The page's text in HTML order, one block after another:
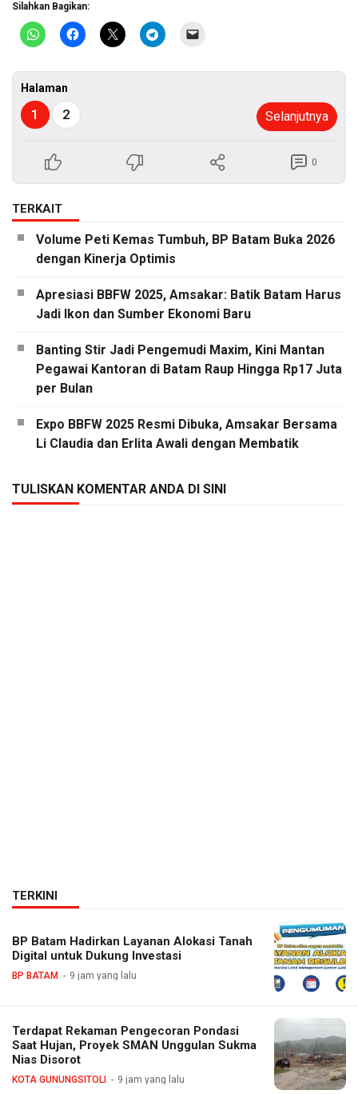
Silahkan Bagikan:
Halaman
1 2 Selanjutnya
0
TERKAIT
Volume Peti Kemas Tumbuh, BP Batam Buka 2026
dengan Kinerja Optimis
Apresiasi BBFW 2025, Amsakar: Batik Batam Harus
Jadi Ikon dan Sumber Ekonomi Baru
Banting Stir Jadi Pengemudi Maxim, Kini Mantan
Pegawai Kantoran di Batam Raup Hingga Rp17 Juta
per Bulan
Expo BBFW 2025 Resmi Dibuka, Amsakar Bersama
Li Claudia dan Erlita Awali dengan Membatik
TULISKAN KOMENTAR ANDA DI SINI
TERKINI
BP Batam Hadirkan Layanan Alokasi Tanah
Digital untuk Dukung Investasi
BP BATAM 9 jam yang lalu
Terdapat Rekaman Pengecoran Pondasi
Saat Hujan, Proyek SMAN Unggulan Sukma
Nias Disorot
KOTA GUNUNGSITOLI 9 jam yang lalu